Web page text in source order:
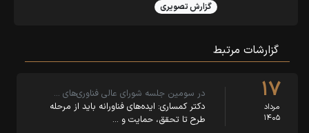
گزارش تصویری
گزارشات مرتبط
۱۷
مرداد
۱۴۰۵
در سومین جلسه شورای عالی فناوری‌های …
دکتر کمساری: ایده‌های فناورانه باید از مرحله
طرح تا تحقق، حمایت و …